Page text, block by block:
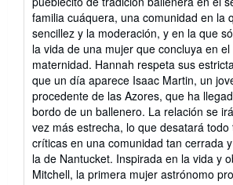
familia cuáquera, una comunidad en la
sencillez y la moderación, y en la que
la vida de una mujer que concluya en
maternidad. Hannah respeta sus
que un día aparece Isaac Martin, un
procedente de las Azores, que ha
bordo de un ballenero. La relación se
vez más estrecha, lo que desatará
críticas en una comunidad tan cerrada
la de Nantucket. Inspirada en la vida y
Mitchell, la primera mujer astrónomo